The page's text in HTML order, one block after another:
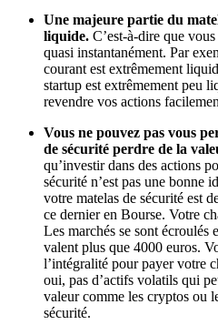
Une majeure partie du
liquide. C’est-à-dire que
quasi instantanément. Par
courant est extrêmement
startup est extrêmement peu
revendre vos actions
Vous ne pouvez pas vous
de sécurité perdre de la
qu’investir dans des actions
sécurité n’est pas une bonne
votre matelas de sécurité est
ce dernier en Bourse. Votre
Les marchés se sont écroulés
valent plus que 4000 euros.
l’intégralité pour payer votre
oui, pas d’actifs volatils qui
valeur comme les cryptos ou
sécurité.